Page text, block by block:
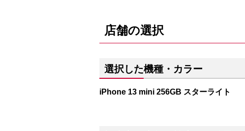
店舗の選択
選択した機種・カラー
iPhone 13 mini 256GB スターライト